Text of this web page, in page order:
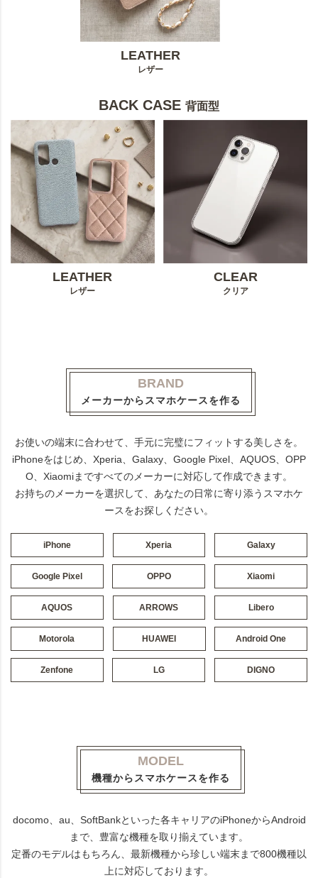
LEATHER
レザー
BACK CASE 背面型
LEATHER
レザー
CLEAR
クリア
BRAND
メーカーからスマホケースを作る
お使いの端末に合わせて、手元に完璧にフィットする美しさを。
iPhoneをはじめ、Xperia、Galaxy、Google Pixel、AQUOS、OPP
O、Xiaomiまですべてのメーカーに対応して作成できます。
お持ちのメーカーを選択して、あなたの日常に寄り添うスマホケ
ースをお探しください。
iPhone Xperia Galaxy
Google Pixel OPPO Xiaomi
AQUOS ARROWS Libero
Motorola HUAWEI Android One
Zenfone LG DIGNO
MODEL
機種からスマホケースを作る
docomo、au、SoftBankといった各キャリアのiPhoneからAndroid
まで、豊富な機種を取り揃えています。
定番のモデルはもちろん、最新機種から珍しい端末まで800機種以
上に対応しております。